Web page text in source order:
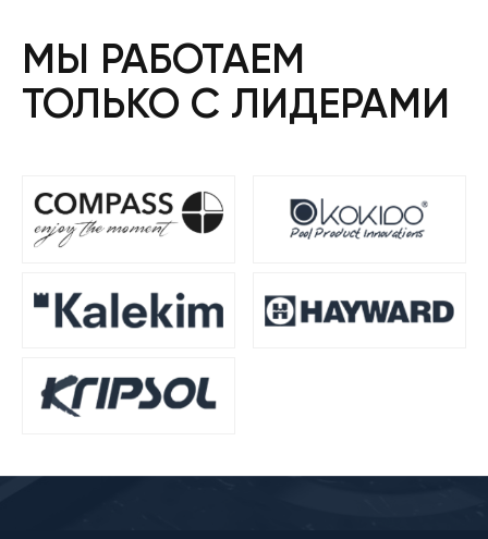
МЫ РАБОТАЕМ
ТОЛЬКО С ЛИДЕРАМИ